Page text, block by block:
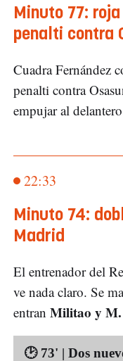
Minuto 77:
penalti contra
Cuadra Fernández
penalti contra
empujar al
22:33
Minuto 74:
Madrid
El entrenador del
ve nada claro. Se
entran Militao y M.
🕑 73' | Dos